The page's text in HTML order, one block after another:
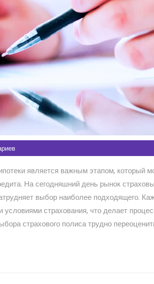
является важным этапом, который
На сегодняшний день рынок
выбор наиболее подходящего.
условиями страхования, что делает
страхового полиса трудно